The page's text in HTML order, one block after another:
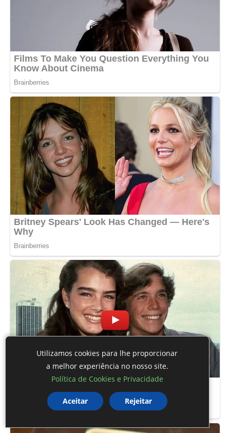
Utilizamos cookies para lhe proporcionar
a melhor experiência no nosso site.
Política de Cookies e Privacidade
Aceitar Rejeitar